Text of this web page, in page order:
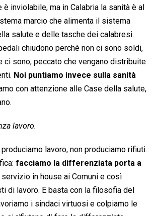
è inviolabile, ma in Calabria la sanità è al
marcio che alimenta il sistema
salute e delle tasche dei calabresi.
chiudono perchè non ci sono soldi,
ci sono, peccato che vengano distribuite
Noi puntiamo invece sulla sanità
con attenzione alle Case della salute,
lavoro.
lavoro, non produciamo rifiuti.
facciamo la differenziata porta a
in house ai Comuni e così
di lavoro. E basta con la filosofia del
i sindaci virtuosi e colpiamo le